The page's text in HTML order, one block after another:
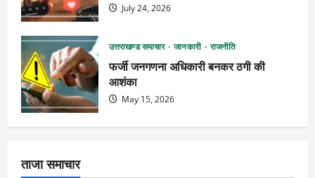
July 24, 2026
उत्तराखण्ड समाचार जानकारी राजनीति
फर्जी जनगणना अधिकारी बनकर ठगी की
आशंका
May 15, 2026
ताजा समाचार